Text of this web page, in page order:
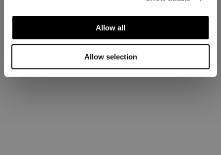
Allow all
Allow selection